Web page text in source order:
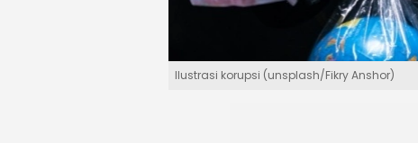
Ilustrasi korupsi (unsplash/Fikry Anshor)